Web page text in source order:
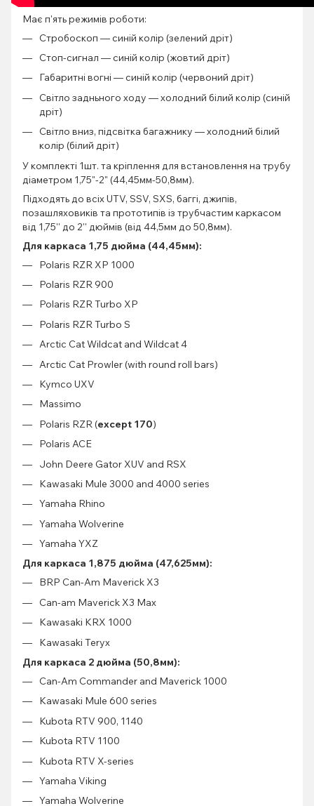
Має п'ять режимів роботи:
Стробоскоп — синій колір (зелений дріт)
Стоп-сигнал — синій колір (жовтий дріт)
Габаритні вогні — синій колір (червоний дріт)
Світло задньного ходу — холодний білий колір (синій
дріт)
Світло вниз, підсвітка багажнику — холодний білий
колір (білий дріт)
У комплекті 1шт. та кріплення для встановлення на трубу
діаметром 1,75"-2" (44,45мм-50,8мм).
Підходять до всіх UTV, SSV, SXS, баггі, джипів,
позашляховиків та прототипів із трубчастим каркасом
від 1,75'' до 2'' дюймів (від 44,5мм до 50,8мм).
Для каркаса 1,75 дюйма (44,45мм):
Polaris RZR XP 1000
Polaris RZR 900
Polaris RZR Turbo XP
Polaris RZR Turbo S
Arctic Cat Wildcat and Wildcat 4
Arctic Cat Prowler (with round roll bars)
Kymco UXV
Massimo
Polaris RZR (except 170)
Polaris ACE
John Deere Gator XUV and RSX
Kawasaki Mule 3000 and 4000 series
Yamaha Rhino
Yamaha Wolverine
Yamaha YXZ
Для каркаса 1,875 дюйма (47,625мм):
BRP Can-Am Maverick X3
Can-am Maverick X3 Max
Kawasaki KRX 1000
Kawasaki Teryx
Для каркаса 2 дюйма (50,8мм):
Can-Am Commander and Maverick 1000
Kawasaki Mule 600 series
Kubota RTV 900, 1140
Kubota RTV 1100
Kubota RTV X-series
Yamaha Viking
Yamaha Wolverine